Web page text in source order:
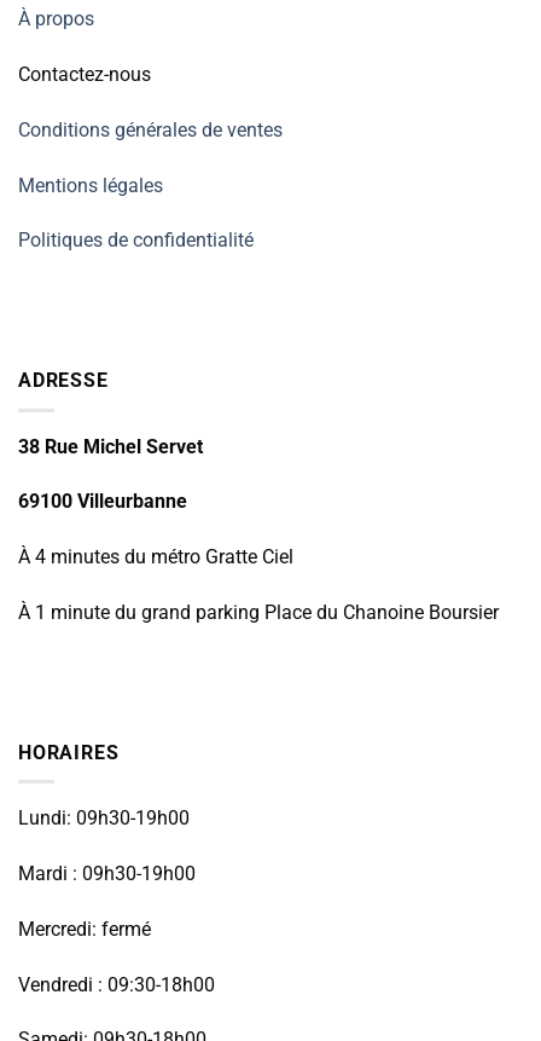
À propos
Contactez-nous
Conditions générales de ventes
Mentions légales
Politiques de confidentialité
ADRESSE
38 Rue Michel Servet
69100 Villeurbanne
À 4 minutes du métro Gratte Ciel
À 1 minute du grand parking Place du Chanoine Boursier
HORAIRES
Lundi: 09h30-19h00
Mardi : 09h30-19h00
Mercredi: fermé
Vendredi : 09:30-18h00